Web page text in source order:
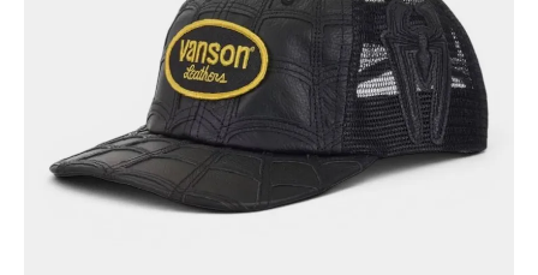
リーム 2026SS
Vanson
Leathers
Spider-Man
Mesh Back 6-
¥36,980 (税込)